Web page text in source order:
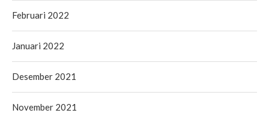
Februari 2022
Januari 2022
Desember 2021
November 2021